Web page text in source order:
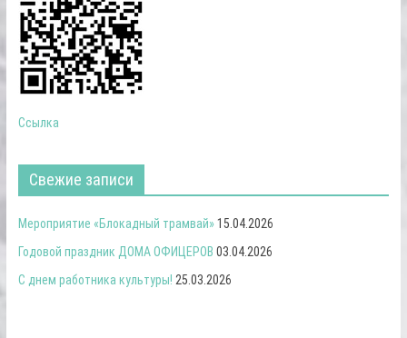
Ссылка
Свежие записи
Мероприятие «Блокадный трамвай» 15.04.2026
Годовой праздник ДОМА ОФИЦЕРОВ 03.04.2026
С днем работника культуры! 25.03.2026